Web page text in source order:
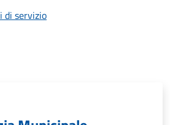
di servizio